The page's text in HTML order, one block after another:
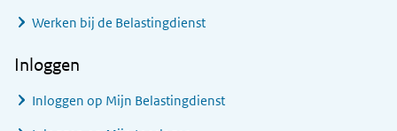
Werken bij de Belastingdienst
Inloggen
Inloggen op Mijn Belastingdienst